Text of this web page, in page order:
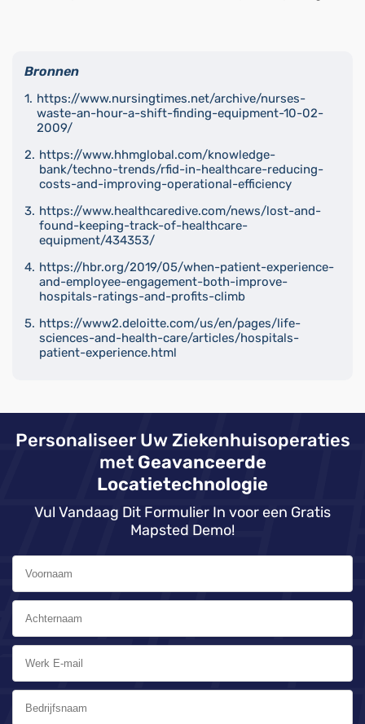
Bronnen
https://www.nursingtimes.net/archive/nurses-
waste-an-hour-a-shift-finding-equipment-10-02-
2009/
https://www.hhmglobal.com/knowledge-
bank/techno-trends/rfid-in-healthcare-reducing-
costs-and-improving-operational-efficiency
https://www.healthcaredive.com/news/lost-and-
found-keeping-track-of-healthcare-
equipment/434353/
https://hbr.org/2019/05/when-patient-experience-
and-employee-engagement-both-improve-
hospitals-ratings-and-profits-climb
https://www2.deloitte.com/us/en/pages/life-
sciences-and-health-care/articles/hospitals-
patient-experience.html
Personaliseer Uw Ziekenhuisoperaties
met Geavanceerde
Locatietechnologie
Vul Vandaag Dit Formulier In voor een Gratis
Mapsted Demo!